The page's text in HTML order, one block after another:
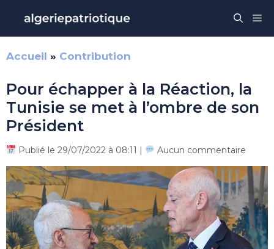
contenu
Accueil » Contribution
Pour échapper à la Réaction, la
Tunisie se met à l’ombre de son
Président
Publié le 29/07/2022 à 08:11 | Aucun commentaire